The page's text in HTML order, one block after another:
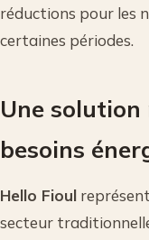
réductions pour les
certaines périodes.
Une solution
besoins
Hello Fioul
secteur